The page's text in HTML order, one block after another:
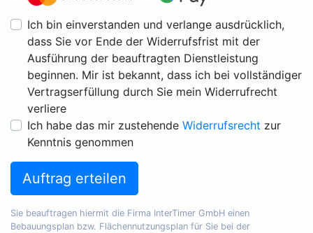
Ich bin einverstanden und verlange ausdrücklich,
dass Sie vor Ende der Widerrufsfrist mit der
Ausführung der beauftragten Dienstleistung
beginnen. Mir ist bekannt, dass ich bei vollständiger
Vertragserfüllung durch Sie mein Widerrufrecht
verliere
Ich habe das mir zustehende Widerrufsrecht zur
Kenntnis genommen
Auftrag erteilen
Sie beauftragen hiermit die Firma InterTimer GmbH einen
Bebauungsplan bzw. Flächennutzungsplan für Sie bei der